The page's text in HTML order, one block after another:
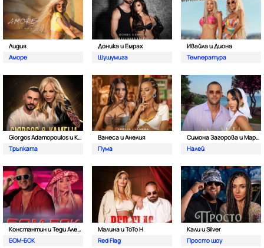
Лидия
Аморе
Доника и Емрах
Шушумига
Ивайла и Диона
Температура
Giorgos Adamopoulos и Камелия
Тръпката
Ванеса и Анелия
Пума
Симона Загорова и Мартин Светломиров
Налей
Константин и Теди Александровa
БОМ-БОК
Малина и ToTo H
Red Flag
Кали и Silver
Просто шоу